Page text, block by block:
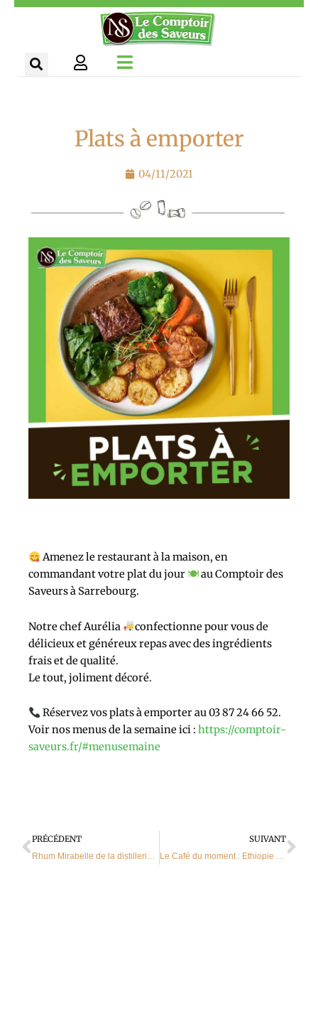
Aller
Plats à emporter
04/11/2021
Amenez le restaurant à la maison, en
commandant votre plat du jour 🍽au Comptoir des
Saveurs à Sarrebourg.
Notre chef Aurélia
confectionne pour vous de
délicieux et généreux repas avec des ingrédients
frais et de qualité.
Le tout, joliment décoré.
Réservez vos plats à emporter au 03 87 24 66 52.
Voir nos menus de la semaine ici : https://comptoir-
saveurs.fr/#menusemaine
Précédent
PRÉCÉDENT
SUIVANT
Panneau de gestion des cookies